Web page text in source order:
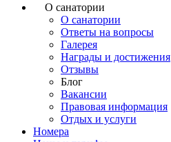
О санатории
О санатории
Ответы на вопросы
Галерея
Награды и достижения
Отзывы
Блог
Вакансии
Правовая информация
Отдых и услуги
Номера